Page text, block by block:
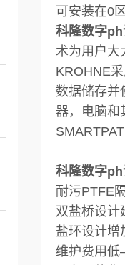
可安装在0
科隆数字
术为用户大
KROHNE
数据储存并
器，电脑和
科隆数字
耐污PTFE
双盐桥设计
盐环设计增
维护费用